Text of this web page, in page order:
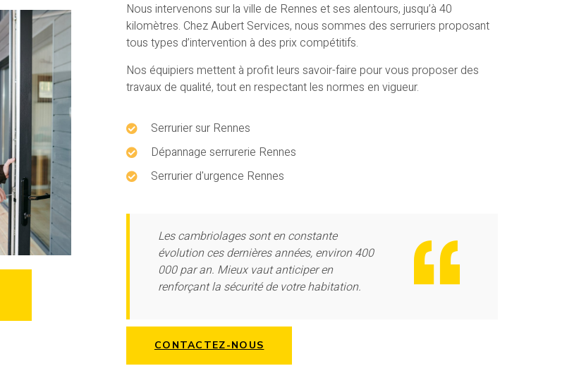
Nous intervenons sur la ville de Rennes et ses alentours, jusqu’à 40
kilomètres. Chez Aubert Services, nous sommes des serruriers proposant
tous types d’intervention à des prix compétitifs.
Nos équipiers mettent à profit leurs savoir-faire pour vous proposer des
travaux de qualité, tout en respectant les normes en vigueur.
Serrurier sur Rennes
Dépannage serrurerie Rennes
Serrurier d'urgence Rennes
Les cambriolages sont en constante
évolution ces dernières années, environ 400
000 par an. Mieux vaut anticiper en
renforçant la sécurité de votre habitation.
CONTACTEZ-NOUS